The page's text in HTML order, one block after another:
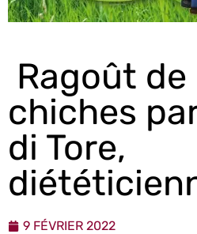
Ragoût de
chiches
di Tore,
9 FÉVRIER 2022